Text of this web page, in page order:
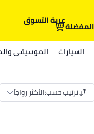
المفضلةعربة التسوق
السيارات الموسيقى
ترتيب حسب:الأكثر رواجاً